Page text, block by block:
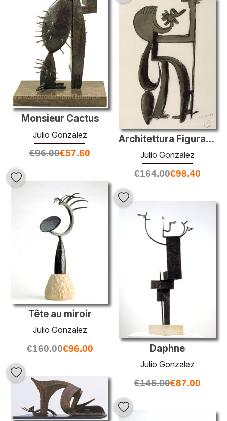
Monsieur Cactus
Julio Gonzalez
€96.00€57.60
Architettura Figura n ° 2
Julio Gonzalez
€164.00€98.40
Tête au miroir
Julio Gonzalez
€160.00€96.00 Daphne
Julio Gonzalez
€145.00€87.00